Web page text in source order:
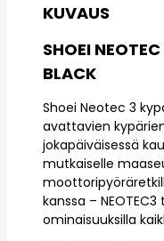
KUVAUS
SHOEI
BLACK
Shoei Neotec 3
avattavien
jokapäiväisessä
mutkaiselle
kanssa –
ominaisuuksilla